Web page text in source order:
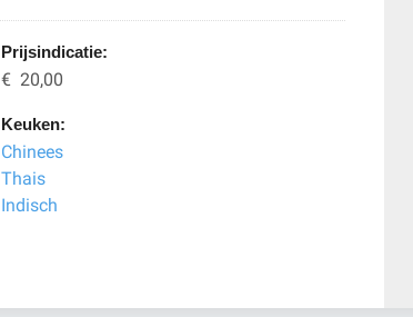
Prijsindicatie:
€ 20,00
Keuken:
Chinees
Thais
Indisch